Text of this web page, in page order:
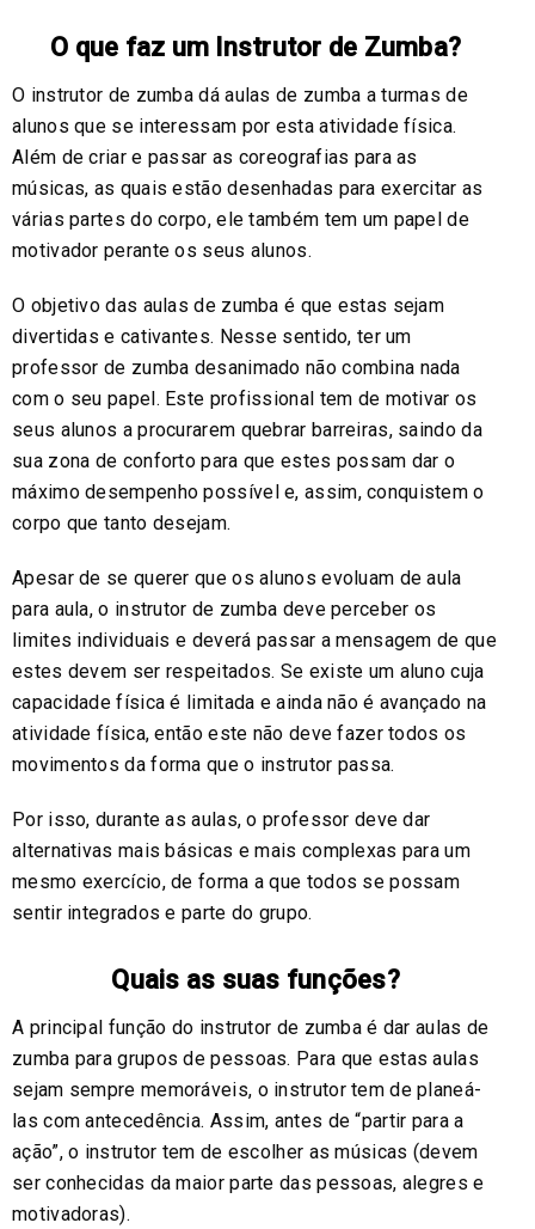
O que faz um Instrutor de Zumba?
O instrutor de zumba dá aulas de zumba a turmas de
alunos que se interessam por esta atividade física.
Além de criar e passar as coreografias para as
músicas, as quais estão desenhadas para exercitar as
várias partes do corpo, ele também tem um papel de
motivador perante os seus alunos.
O objetivo das aulas de zumba é que estas sejam
divertidas e cativantes. Nesse sentido, ter um
professor de zumba desanimado não combina nada
com o seu papel. Este profissional tem de motivar os
seus alunos a procurarem quebrar barreiras, saindo da
sua zona de conforto para que estes possam dar o
máximo desempenho possível e, assim, conquistem o
corpo que tanto desejam.
Apesar de se querer que os alunos evoluam de aula
para aula, o instrutor de zumba deve perceber os
limites individuais e deverá passar a mensagem de que
estes devem ser respeitados. Se existe um aluno cuja
capacidade física é limitada e ainda não é avançado na
atividade física, então este não deve fazer todos os
movimentos da forma que o instrutor passa.
Por isso, durante as aulas, o professor deve dar
alternativas mais básicas e mais complexas para um
mesmo exercício, de forma a que todos se possam
sentir integrados e parte do grupo.
Quais as suas funções?
A principal função do instrutor de zumba é dar aulas de
zumba para grupos de pessoas. Para que estas aulas
sejam sempre memoráveis, o instrutor tem de planeá-
las com antecedência. Assim, antes de “partir para a
ação”, o instrutor tem de escolher as músicas (devem
ser conhecidas da maior parte das pessoas, alegres e
motivadoras).